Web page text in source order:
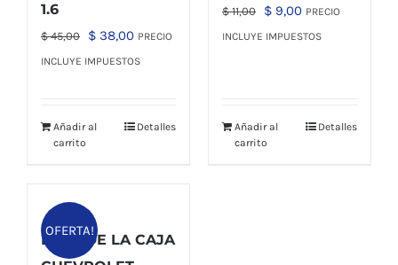
1.6
$45,00
El
precio
$ 45,00.
$ 38,00El
precio
$ 38,00.
PRECIO
INCLUYE IMPUESTOS
Añadir al
carrito
Detalles
$11,00
El
precio
$ 9,00El
precio
PRECIO
INCLUYE IMPUESTOS
Añadir al
carrito
Detalles
OFERTA!
BASE DE LA CAJA